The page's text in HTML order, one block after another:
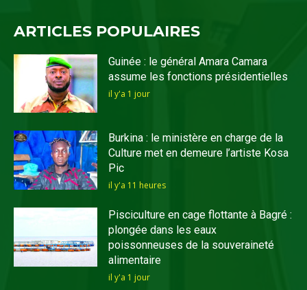
ARTICLES POPULAIRES
Guinée : le général Amara Camara
assume les fonctions présidentielles
il y'a 1 jour
Burkina : le ministère en charge de la
Culture met en demeure l’artiste Kosa
Pic
il y'a 11 heures
Pisciculture en cage flottante à Bagré :
plongée dans les eaux
poissonneuses de la souveraineté
alimentaire
il y'a 1 jour